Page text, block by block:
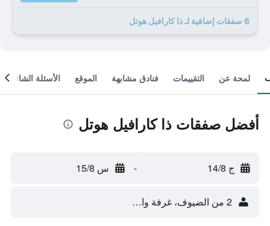
6 صفقات إضافية لـ ذا كارافيل هوتل
لمحة عن التقييمات فنادق مشابهة الموقع الأسئلة الشائعة
أفضل صفقات ذا كارافيل هوتل
ج 14/8 - س 15/8
2 من الضيوف، غرفة واحدة